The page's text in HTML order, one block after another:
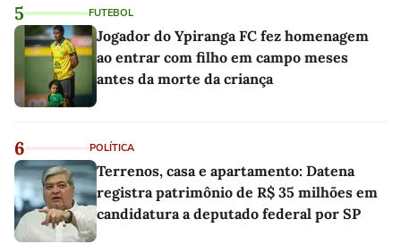
5 FUTEBOL
Jogador do Ypiranga FC fez homenagem
ao entrar com filho em campo meses
antes da morte da criança
6 POLÍTICA
Terrenos, casa e apartamento: Datena
registra patrimônio de R$ 35 milhões em
candidatura a deputado federal por SP